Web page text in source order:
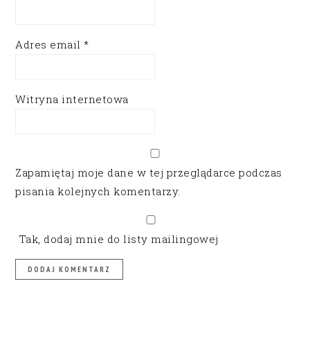
Adres email*
Witryna internetowa
Zapamiętaj moje dane w tej przeglądarce podczas
pisania kolejnych komentarzy.
Tak, dodaj mnie do listy mailingowej